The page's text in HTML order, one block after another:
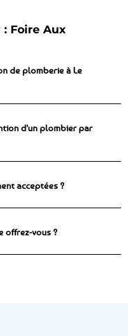
Foire Aux
de plomberie à Le
d'un plombier par
acceptées ?
offrez-vous ?